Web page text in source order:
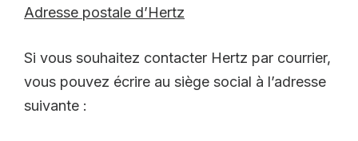
Adresse postale d’Hertz
Si vous souhaitez contacter Hertz par courrier,
vous pouvez écrire au siège social à l’adresse
suivante :